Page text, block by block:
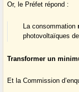
Or, le Préfet répond :
La consommation
photovoltaïques
Transformer un
Et la Commission